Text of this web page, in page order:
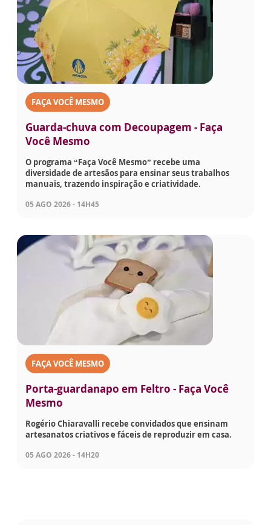
FAÇA VOCÊ MESMO
Guarda-chuva com Decoupagem - Faça
Você Mesmo
O programa “Faça Você Mesmo” recebe uma
diversidade de artesãos para ensinar seus trabalhos
manuais, trazendo inspiração e criatividade.
05 AGO 2026 - 14H45
FAÇA VOCÊ MESMO
Porta-guardanapo em Feltro - Faça Você
Mesmo
Rogério Chiaravalli recebe convidados que ensinam
artesanatos criativos e fáceis de reproduzir em casa.
05 AGO 2026 - 14H20